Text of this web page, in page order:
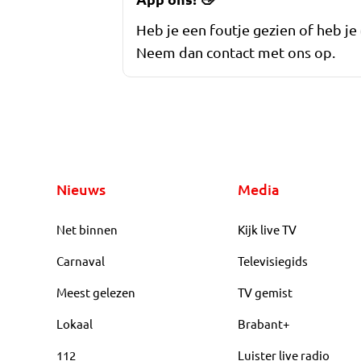
Heb je een foutje gezien of heb
Neem dan contact met ons op.
Nieuws
Net binnen
Carnaval
Meest gelezen
Lokaal
112
Media
Kijk live TV
Televisiegids
TV gemist
Brabant+
Luister live radio